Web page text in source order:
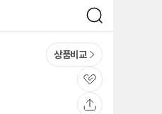
검
색
상품비교
관
심